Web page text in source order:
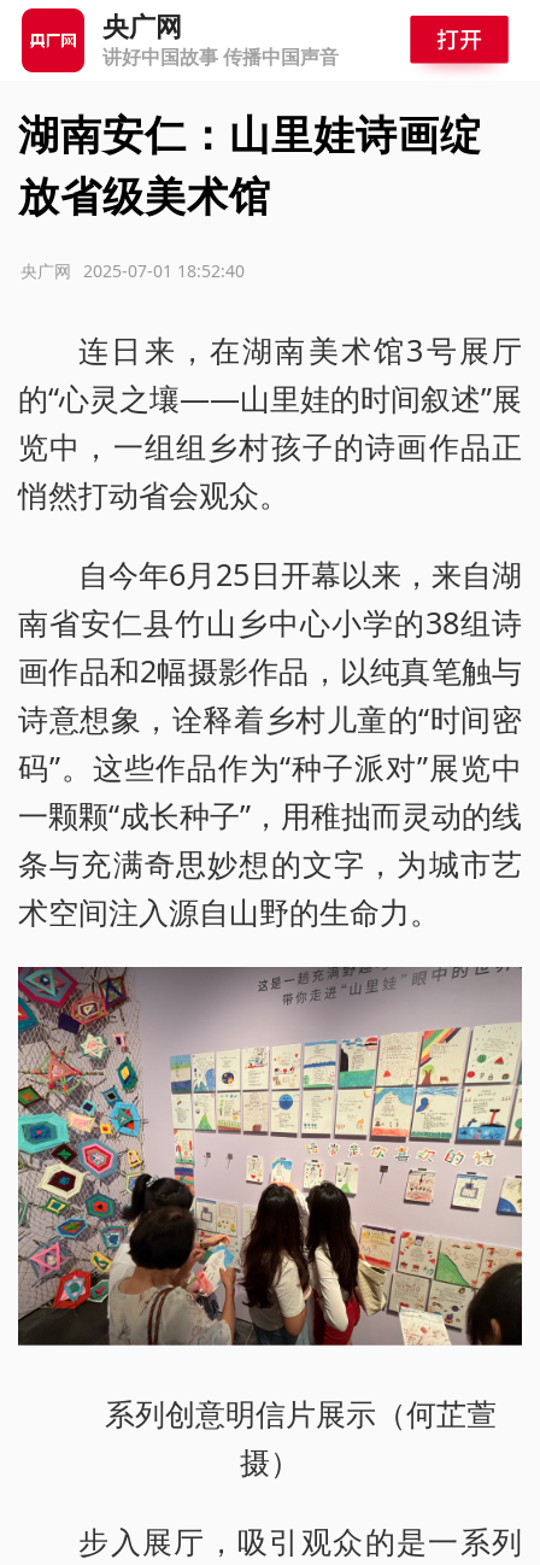
央广网
讲好中国故事 传播中国声音
湖南安仁：山里娃诗画绽
放省级美术馆
2025-07-01 18:52:40
央广网
连日来，在湖南美术馆3号展厅
的“心灵之壤——山里娃的时间叙述”展
览中，一组组乡村孩子的诗画作品正
悄然打动省会观众。
自今年6月25日开幕以来，来自湖
南省安仁县竹山乡中心小学的38组诗
画作品和2幅摄影作品，以纯真笔触与
诗意想象，诠释着乡村儿童的“时间密
码”。这些作品作为“种子派对”展览中
一颗颗“成长种子”，用稚拙而灵动的线
条与充满奇思妙想的文字，为城市艺
术空间注入源自山野的生命力。
系列创意明信片展示（何芷萱
摄）
步入展厅，吸引观众的是一系列